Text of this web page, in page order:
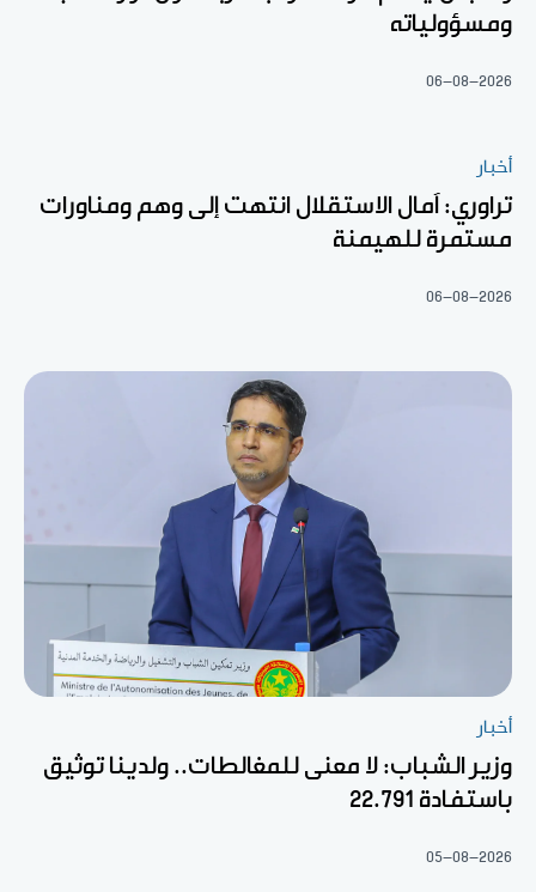
ومسؤولياته
06-08-2026
أخبار
تراوري: آمال الاستقلال انتهت إلى وهم ومناورات
مستمرة للهيمنة
06-08-2026
أخبار
وزير الشباب: لا معنى للمغالطات.. ولدينا توثيق
باستفادة 22.791
05-08-2026